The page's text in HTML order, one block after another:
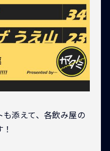
添えて、各飲み屋の